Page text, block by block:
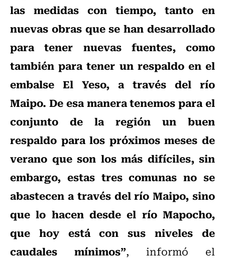
las medidas con tiempo, tanto en
nuevas obras que se han desarrollado
para tener nuevas fuentes, como
también para tener un respaldo en el
embalse El Yeso, a través del río
Maipo. De esa manera tenemos para el
conjunto de la región un buen
respaldo para los próximos meses de
verano que son los más difíciles, sin
embargo, estas tres comunas no se
abastecen a través del río Maipo, sino
que lo hacen desde el río Mapocho,
que hoy está con sus niveles de
caudales mínimos”, informó el